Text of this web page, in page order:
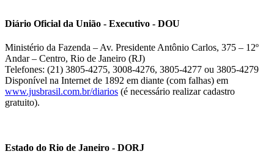
Diário Oficial da União - Executivo - DOU
Ministério da Fazenda – Av. Presidente Antônio Carlos, 375 – 12º
Andar – Centro, Rio de Janeiro (RJ)
Telefones: (21) 3805-4275, 3008-4276, 3805-4277 ou 3805-4279
Disponível na Internet de 1892 em diante (com falhas) em
www.jusbrasil.com.br/diarios (é necessário realizar cadastro
gratuito).
Estado do Rio de Janeiro - DORJ